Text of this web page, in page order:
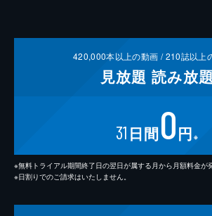
420,000本以上の動画 /210誌以上
見放題 読み放題
31 日間0円 ※
※無料トライアル期間終了日の翌日が属する月から月額料金が
※日割りでのご請求はいたしません。